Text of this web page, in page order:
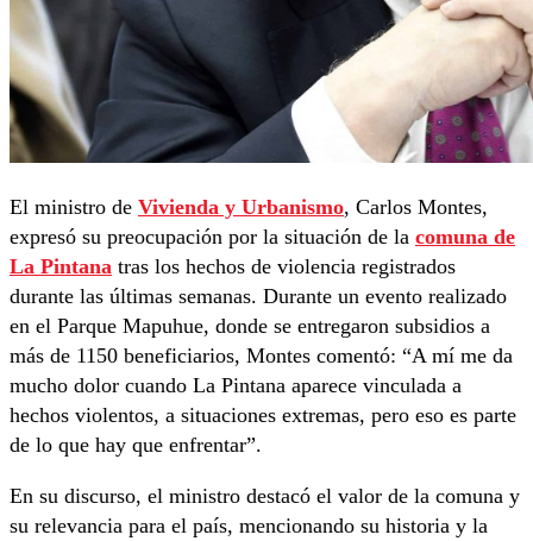
El ministro de Vivienda y Urbanismo, Carlos Montes,
expresó su preocupación por la situación de la comuna de
La Pintana tras los hechos de violencia registrados
durante las últimas semanas. Durante un evento realizado
en el Parque Mapuhue, donde se entregaron subsidios a
más de 1150 beneficiarios, Montes comentó: “A mí me da
mucho dolor cuando La Pintana aparece vinculada a
hechos violentos, a situaciones extremas, pero eso es parte
de lo que hay que enfrentar”.
En su discurso, el ministro destacó el valor de la comuna y
su relevancia para el país, mencionando su historia y la